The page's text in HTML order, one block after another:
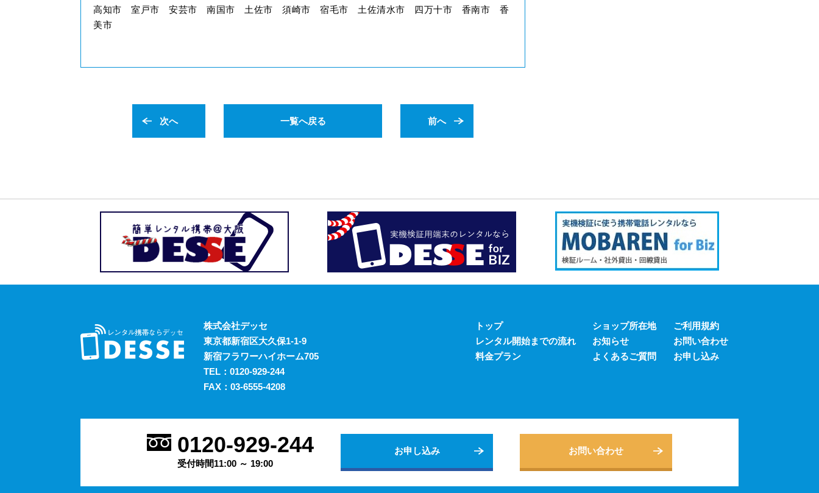
高知市 室戸市 安芸市 南国市 土佐市 須崎市 宿毛市 土佐清水市 四万十市 香南市 香
美市
次へ 一覧へ戻る 前へ
株式会社デッセ
東京都新宿区大久保1-1-9
新宿フラワーハイホーム705
TEL：0120-929-244
FAX：03-6555-4208
トップ
レンタル開始までの流れ
料金プラン
ショップ所在地
お知らせ
よくあるご質問
ご利用規約
お問い合わせ
お申し込み
0120-929-244
受付時間11:00 ～ 19:00
お申し込み お問い合わせ